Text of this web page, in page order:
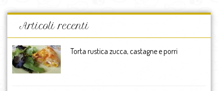
Articoli recenti
Torta rustica zucca, castagne e porri